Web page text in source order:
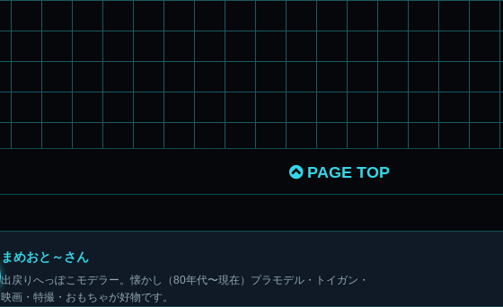
PAGE TOP
まめおと～さん
出戻りへっぽこモデラー。懐かし（80年代〜現在）プラモデル・トイガン・
映画・特撮・おもちゃが好物です。